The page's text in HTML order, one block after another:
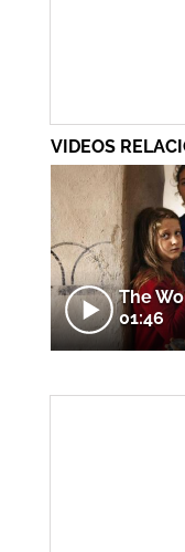
VIDEOS
The
01:46